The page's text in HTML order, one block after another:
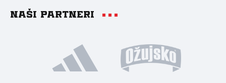
Naši partneri